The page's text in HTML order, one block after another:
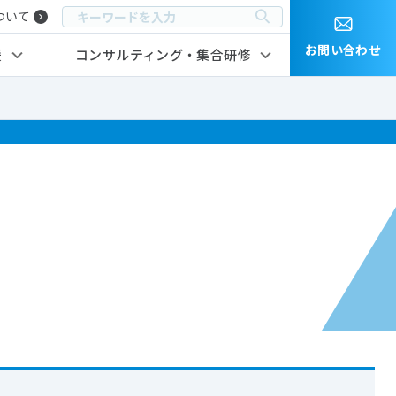
いて
コンサルティング・集合研修 お問い合わせ